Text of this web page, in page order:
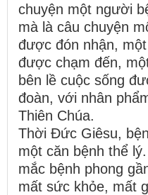
chuyện một người
mà là câu chuyện
được đón nhận,
được chạm đến,
bên lề cuộc sống
đoàn, với nhân
Thiên Chúa.
Thời Đức Giêsu,
một căn bệnh thể
mắc bệnh phong
mất sức khỏe, mất